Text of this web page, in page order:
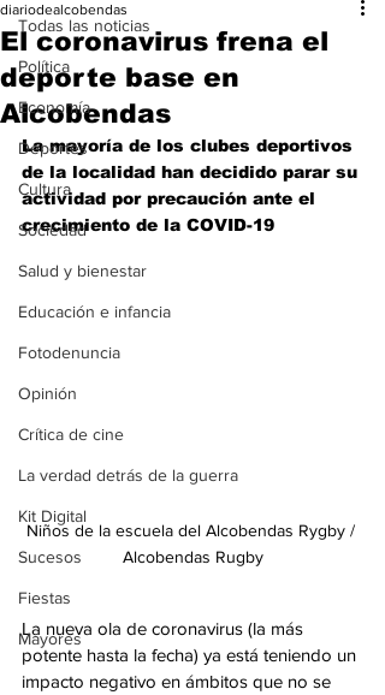
Todas las noticias
Política
Economía
Deportes
Cultura
Sociedad
Salud y bienestar
Educación e infancia
Fotodenuncia
Opinión
Crítica de cine
La verdad detrás de la guerra
Kit Digital
Sucesos
Fiestas
Mayores
El coronavirus frena el
deporte base en
Alcobendas
diariodealcobendas
La mayoría de los clubes deportivos
de la localidad han decidido parar su
actividad por precaución ante el
crecimiento de la COVID-19
Niños de la escuela del Alcobendas Rygby /
Alcobendas Rugby
La nueva ola de coronavirus (la más
potente hasta la fecha) ya está teniendo un
impacto negativo en ámbitos que no se